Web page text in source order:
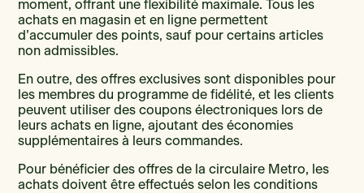
moment, offrant une flexibilité maximale. Tous les
achats en magasin et en ligne permettent
d’accumuler des points, sauf pour certains articles
non admissibles.
En outre, des offres exclusives sont disponibles pour
les membres du programme de fidélité, et les clients
peuvent utiliser des coupons électroniques lors de
leurs achats en ligne, ajoutant des économies
supplémentaires à leurs commandes.
Pour bénéficier des offres de la circulaire Metro, les
achats doivent être effectués selon les conditions